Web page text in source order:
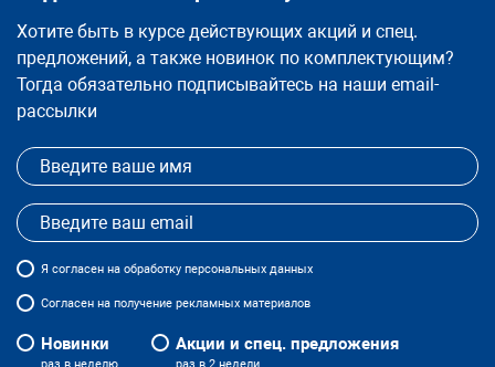
Хотите быть в курсе действующих акций и спец.
предложений, а также новинок по комплектующим?
Тогда обязательно подписывайтесь на наши email-
рассылки
Я согласен на обработку персональных данных
Согласен на получение рекламных материалов
Новинки Акции и спец. предложения